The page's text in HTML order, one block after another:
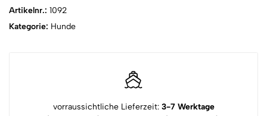
Artikelnr.: 1092
Kategorie: Hunde
vorraussichtliche Lieferzeit: 3-7 Werktage